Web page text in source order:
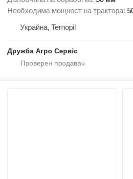
Необходима мощност на трактора
Украйна, Ternopil
Дружба Агро Сервіс